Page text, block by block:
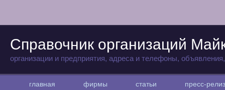
Справочник организаций
организации и предприятия, адреса и телефоны,
главная фирмы статьи пресс-